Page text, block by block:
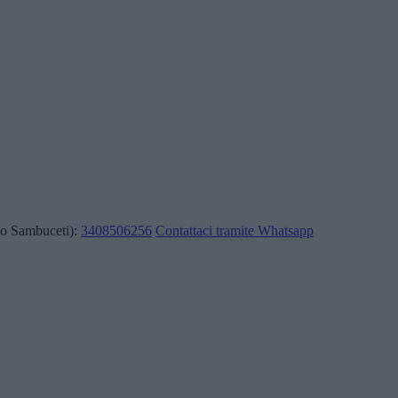
Sambuceti): 3408506256 Contattaci tramite Whatsapp